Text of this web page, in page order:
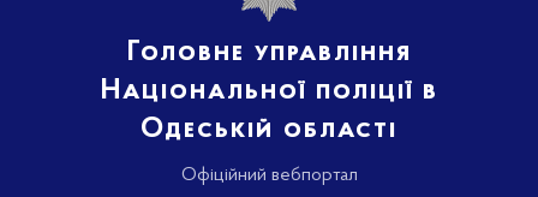
Головне управління
Національної поліції в
Одеській області
Офіційний вебпортал